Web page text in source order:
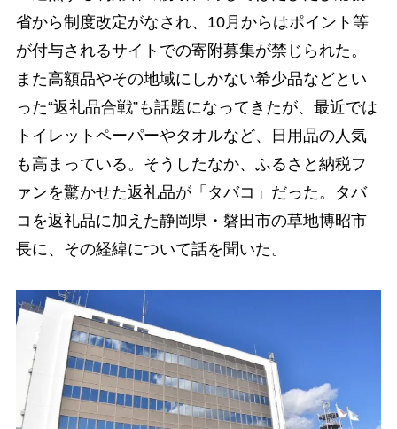
省から制度改定がなされ、10月からはポイント等
が付与されるサイトでの寄附募集が禁じられた。
また高額品やその地域にしかない希少品などとい
った“返礼品合戦”も話題になってきたが、最近では
トイレットペーパーやタオルなど、日用品の人気
も高まっている。そうしたなか、ふるさと納税フ
ァンを驚かせた返礼品が「タバコ」だった。タバ
コを返礼品に加えた静岡県・磐田市の草地博昭市
長に、その経緯について話を聞いた。